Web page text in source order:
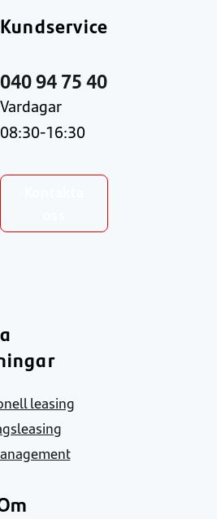
Kundservice
040 94 75 40
Vardagar
08:30-16:30
leasing